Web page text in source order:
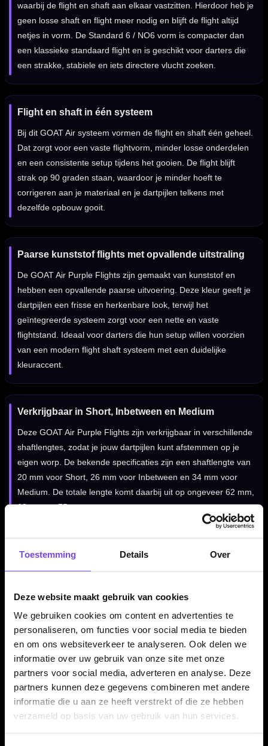
Toestemming Details Over
Deze website maakt gebruik van cookies
We gebruiken cookies om content en advertenties te
personaliseren, om functies voor social media te bieden
en om ons websiteverkeer te analyseren. Ook delen we
informatie over uw gebruik van onze site met onze
partners voor social media, adverteren en analyse. Deze
partners kunnen deze gegevens combineren met andere
informatie die u aan ze heeft verstrekt of die ze hebben
verzameld op basis van uw gebruik van hun services.
waarbij de flight en shaft aan elkaar vastzitten. Hierdoor heb je
geen losse shaft en flight meer nodig en blijft de flight altijd
netjes in vorm. De Standard 6 / NO6 vorm is compacter dan
een klassieke standaard flight en is geschikt voor darters die
een strakke, stabiele en iets directere vlucht zoeken.
Flight en shaft in één systeem
Bij dit GOAT Air systeem vormen de flight en shaft één geheel.
Dat zorgt voor een vaste flightvorm, minder losse onderdelen
en een consistente setup tijdens het gooien. De flight blijft
strak op 90 graden staan, waardoor je minder hoeft te
corrigeren aan je materiaal en je dartpijlen telkens met
dezelfde opbouw gooit.
Paarse kunststof flights met opvallende uitstraling
De GOAT Air Purple Flights zijn gemaakt van kunststof en
hebben een opvallende paarse uitvoering. Deze kleur geeft je
dartpijlen een frisse en herkenbare look, terwijl het
geïntegreerde systeem zorgt voor een nette en vaste
flightstand. Ideaal voor darters die hun setup willen voorzien
van een modern flight shaft systeem met een duidelijke
kleuraccent.
Verkrijgbaar in Short, Inbetween en Medium
Deze GOAT Air Purple Flights zijn verkrijgbaar in verschillende
shaftlengtes, zodat je jouw dartpijlen kunt afstemmen op je
eigen worp. De bekende specificaties zijn een shaftlengte van
20 mm voor Short, 26 mm voor Inbetween en 34 mm voor
Medium. De totale lengte komt daarbij uit op ongeveer 62 mm,
68 mm en 75 mm.
GOAT Air Purple Flights per set van 3 stuks
De GOAT Air Purple Flights worden geleverd per set van drie
dartpijlen. Een goede keuze wanneer je wilt overstappen naar
een alles-in-één systeem of graag een paarse flight shaft
combinatie gebruikt.
Kenmerken van de GOAT Air Purple Flights
✓ GOAT Air flight shaft systeem
✓ Flight en shaft in één geheel
✓ Standard 6 / NO6 flightvorm